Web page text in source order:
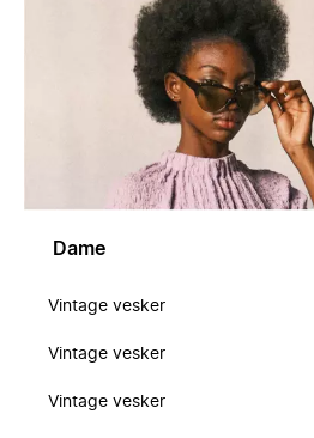
Dame
Vintage vesker
Vintage vesker
Vintage vesker